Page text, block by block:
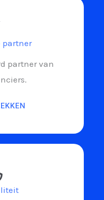
partner
partner van